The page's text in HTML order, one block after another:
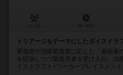
トリアージをテーマにしたダイスドラ
重傷度や治療緊急度に応じた「傷病者
を拡張しつつ緊急患者を受け入れ、治
イスドラフト+ワーカープレイスメン